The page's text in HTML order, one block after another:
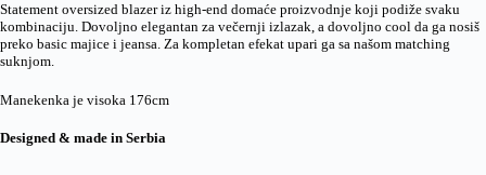
Statement oversized blazer iz high-end domaće proizvodnje koji podiže svaku
kombinaciju. Dovoljno elegantan za večernji izlazak, a dovoljno cool da ga nosiš
preko basic majice i jeansa. Za kompletan efekat upari ga sa našom matching
suknjom.
Manekenka je visoka 176cm
Designed & made in Serbia